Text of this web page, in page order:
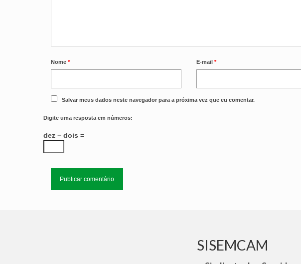
Nome * E-mail*
Salvar meus dados neste navegador para a próxima vez que eu comentar.
Digite uma resposta em números:
dez − dois =
SISEMCAM